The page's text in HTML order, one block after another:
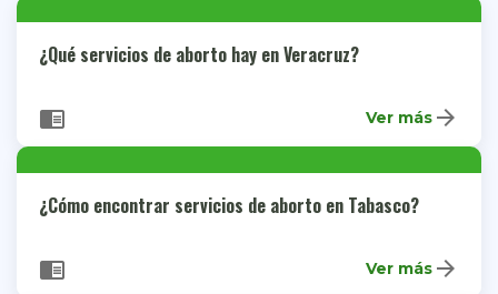
¿Qué servicios de aborto hay en Veracruz?
chrome_reader_mode Ver más arrow_forward
¿Cómo encontrar servicios de aborto en Tabasco?
chrome_reader_mode Ver más arrow_forward